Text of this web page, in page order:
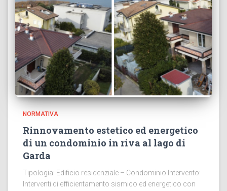
NORMATIVA
Rinnovamento estetico ed energetico
di un condominio in riva al lago di
Garda
Tipologia: Edificio residenziale – Condominio Intervento:
Interventi di efficientamento sismico ed energetico con